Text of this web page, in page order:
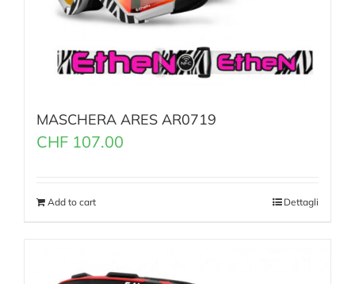
MASCHERA ARES AR0719
CHF 107.00
Add to cart Dettagli